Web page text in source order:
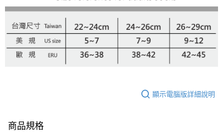
顯示電腦版詳細說明
商品規格